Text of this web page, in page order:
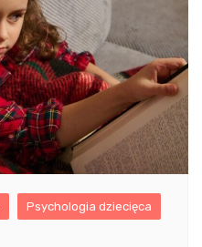
Psychologia dziecięca